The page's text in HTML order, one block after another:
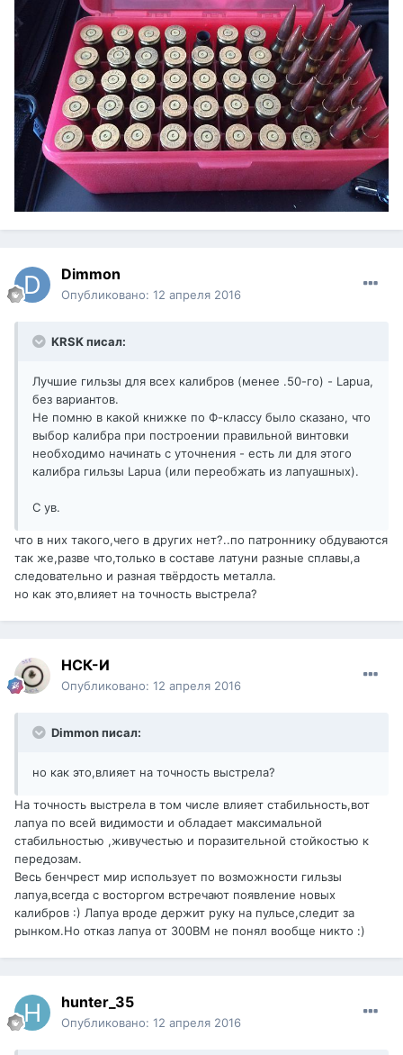
Dimmon
Опубликовано: 12 апреля 2016
KRSK писал:
Лучшие гильзы для всех калибров (менее .50-го) - Lapua,
без вариантов.
Не помню в какой книжке по Ф-классу было сказано, что
выбор калибра при построении правильной винтовки
необходимо начинать с уточнения - есть ли для этого
калибра гильзы Lapua (или переобжать из лапуашных).
С ув.
что в них такого,чего в других нет?..по патроннику обдуваются
так же,разве что,только в составе латуни разные сплавы,а
следовательно и разная твёрдость металла.
но как это,влияет на точность выстрела?
НСК-И
Опубликовано: 12 апреля 2016
Dimmon писал:
но как это,влияет на точность выстрела?
На точность выстрела в том числе влияет стабильность,вот
лапуа по всей видимости и обладает максимальной
стабильностью ,живучестью и поразительной стойкостью к
передозам.
Весь бенчрест мир использует по возможности гильзы
лапуа,всегда с восторгом встречают появление новых
калибров :) Лапуа вроде держит руку на пульсе,следит за
рынком.Но отказ лапуа от 300ВМ не понял вообще никто :)
hunter_35
Опубликовано: 12 апреля 2016